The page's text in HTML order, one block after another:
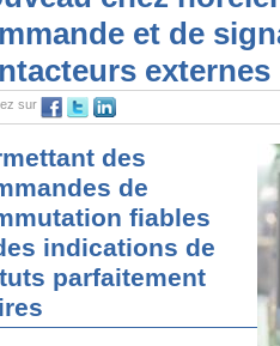
et de
externes
sur
des
de
fiables
indications de
parfaitement